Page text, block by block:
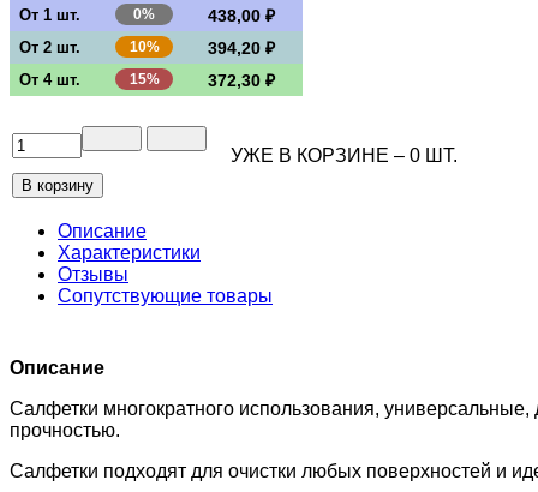
От 1 шт. 0% 438,00 ₽
От 2 шт. 10% 394,20 ₽
От 4 шт. 15% 372,30 ₽
УЖЕ В КОРЗИНЕ – 0 ШТ.
Описание
Характеристики
Отзывы
Сопутствующие товары
Описание
Салфетки многократного использования,
прочностью.
Салфетки подходят для очистки любых поверхностей и